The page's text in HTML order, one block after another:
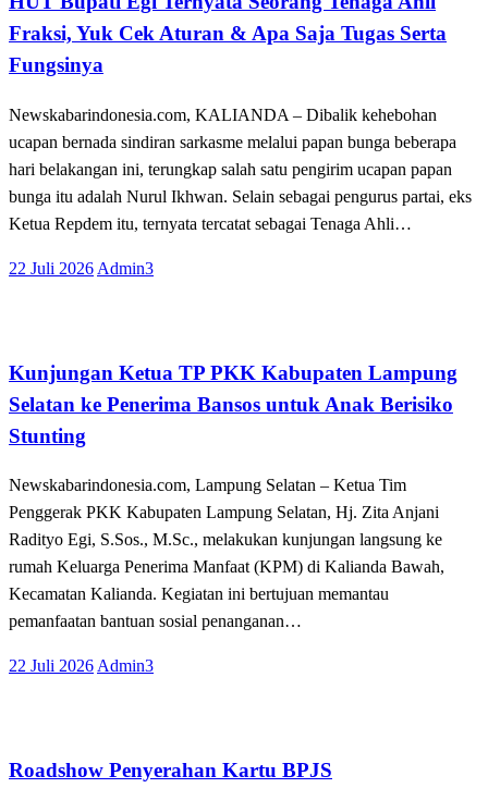
Fraksi, Yuk Cek Aturan & Apa Saja Tugas Serta
Fungsinya
Newskabarindonesia.com, KALIANDA – Dibalik kehebohan
ucapan bernada sindiran sarkasme melalui papan bunga beberapa
hari belakangan ini, terungkap salah satu pengirim ucapan papan
bunga itu adalah Nurul Ikhwan. Selain sebagai pengurus partai, eks
Ketua Repdem itu, ternyata tercatat sebagai Tenaga Ahli…
Posted
22 Juli 2026 Admin3
Kunjungan Ketua TP PKK Kabupaten Lampung
Selatan ke Penerima Bansos untuk Anak Berisiko
Stunting
Newskabarindonesia.com, Lampung Selatan – Ketua Tim
Penggerak PKK Kabupaten Lampung Selatan, Hj. Zita Anjani
Radityo Egi, S.Sos., M.Sc., melakukan kunjungan langsung ke
rumah Keluarga Penerima Manfaat (KPM) di Kalianda Bawah,
Kecamatan Kalianda. Kegiatan ini bertujuan memantau
pemanfaatan bantuan sosial penanganan…
Posted
22 Juli 2026 Admin3
Roadshow Penyerahan Kartu BPJS